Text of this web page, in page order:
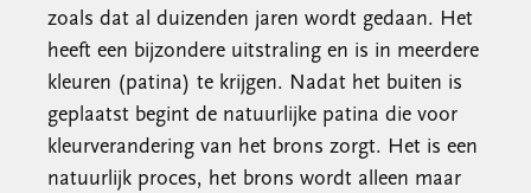
zoals dat al duizenden jaren wordt gedaan. Het
heeft een bijzondere uitstraling en is in meerdere
kleuren (patina) te krijgen. Nadat het buiten is
geplaatst begint de natuurlijke patina die voor
kleurverandering van het brons zorgt. Het is een
natuurlijk proces, het brons wordt alleen maar